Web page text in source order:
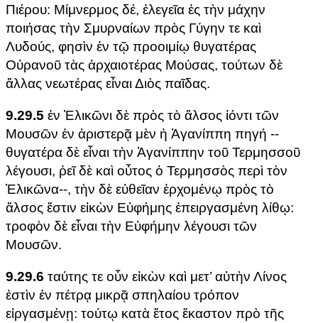
Πιέρου: Μίμνερμος δέ, ἐλεγεῖα ἐς τὴν μάχην
ποιήσας τὴν Σμυρναίων πρὸς Γύγην τε καὶ
Λυδούς, φησὶν ἐν τῷ προοιμίῳ θυγατέρας
Οὐρανοῦ τὰς ἀρχαιοτέρας Μούσας, τούτων δὲ
ἄλλας νεωτέρας εἶναι Διὸς παῖδας.
9.29.5 ἐν Ἑλικῶνι δὲ πρὸς τὸ ἄλσος ἰόντι τῶν
Μουσῶν ἐν ἀριστερᾷ μὲν ἡ Ἀγανίππη πηγή --
θυγατέρα δὲ εἶναι τὴν Ἀγανίππην τοῦ Τερμησσοῦ
λέγουσι, ῥεῖ δὲ καὶ οὗτος ὁ Τερμησσὸς περὶ τὸν
Ἑλικῶνα--, τὴν δὲ εὐθεῖαν ἐρχομένῳ πρὸς τὸ
ἄλσος ἔστιν εἰκὼν Εὐφήμης ἐπειργασμένη λίθῳ:
τροφὸν δὲ εἶναι τὴν Εὐφήμην λέγουσι τῶν
Μουσῶν.
9.29.6 ταύτης τε οὖν εἰκὼν καὶ μετ’ αὐτὴν Λίνος
ἐστὶν ἐν πέτρᾳ μικρᾷ σπηλαίου τρόπον
εἰργασμένῃ: τούτῳ κατὰ ἔτος ἕκαστον πρὸ τῆς